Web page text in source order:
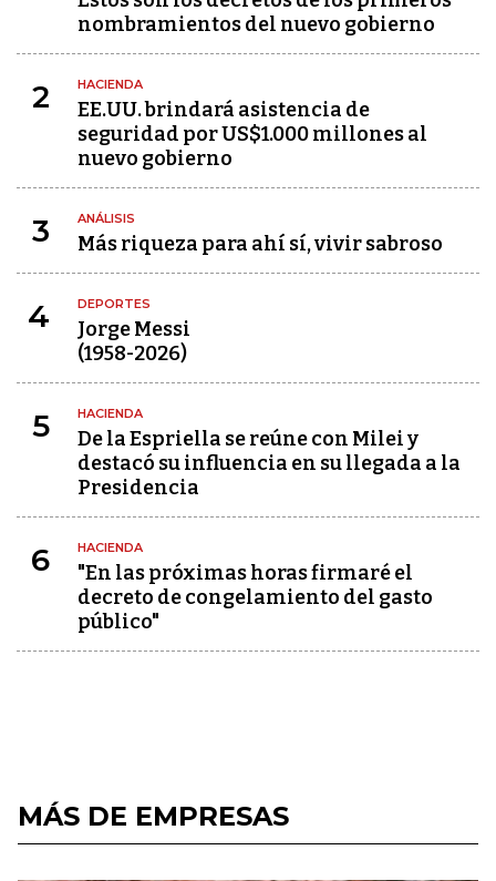
nombramientos del nuevo gobierno
2 HACIENDA
EE.UU. brindará asistencia de
seguridad por US$1.000 millones al
nuevo gobierno
3 ANÁLISIS
Más riqueza para ahí sí, vivir sabroso
4 DEPORTES
Jorge Messi
(1958-2026)
5 HACIENDA
De la Espriella se reúne con Milei y
destacó su influencia en su llegada a la
Presidencia
6 HACIENDA
"En las próximas horas firmaré el
decreto de congelamiento del gasto
público"
MÁS DE EMPRESAS